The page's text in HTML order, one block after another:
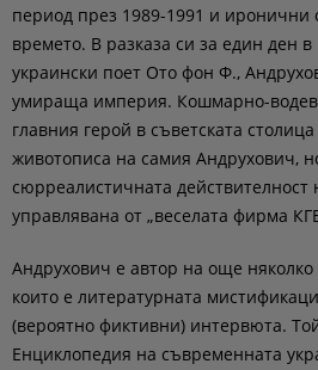
период през 1989-1991 и иронични
времето. В разказа си за един ден
украински поет Ото фон Ф.,
умираща империя. Кошмарно-
главния герой в съветската
животописа на самия Андрухович,
сюрреалистичната действителност
управлявана от „веселата фирма
Андрухович е автор на още
които е литературната
(вероятно фиктивни) интервюта.
Енциклопедия на съвременната